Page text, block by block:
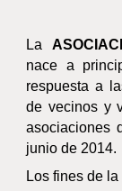
La
nace a
respuesta a
de vecinos y
asociaciones
junio de 2014.
Los fines de